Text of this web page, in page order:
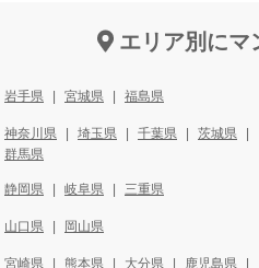
エリア別にマ
岩手県 宮城県 福島県
神奈川県 埼玉県 千葉県
茨城県
群馬県
静岡県 岐阜県 三重県
山口県 岡山県
宮崎県 熊本県 大分県 鹿児島県